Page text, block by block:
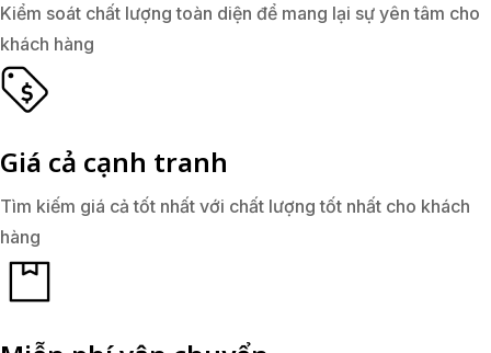
Kiểm soát chất lượng toàn diện để mang lại sự yên tâm cho
khách hàng
Giá cả cạnh tranh
Tìm kiếm giá cả tốt nhất với chất lượng tốt nhất cho khách
hàng